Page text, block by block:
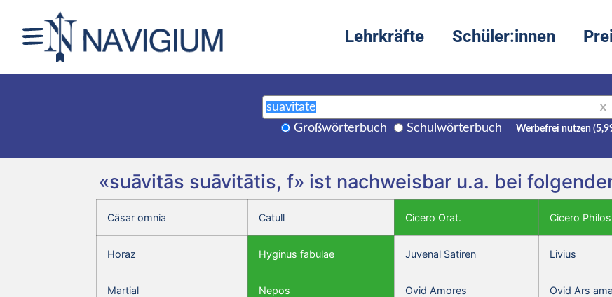
Lehrkräfte Schüler:innen
X
Großwörterbuch Schulwörterbuch Werbefrei nutzen
«suāvitās suāvitātis, f» ist nachweisbar u.a. bei
Cäsar omnia Catull Cicero Orat. Cicero
Horaz Hyginus fabulae Juvenal Satiren Livius
Martial Nepos Ovid Amores Ovid Ars